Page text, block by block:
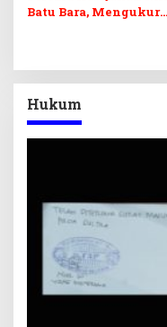
Batu Bara, Mengukur
Hukum